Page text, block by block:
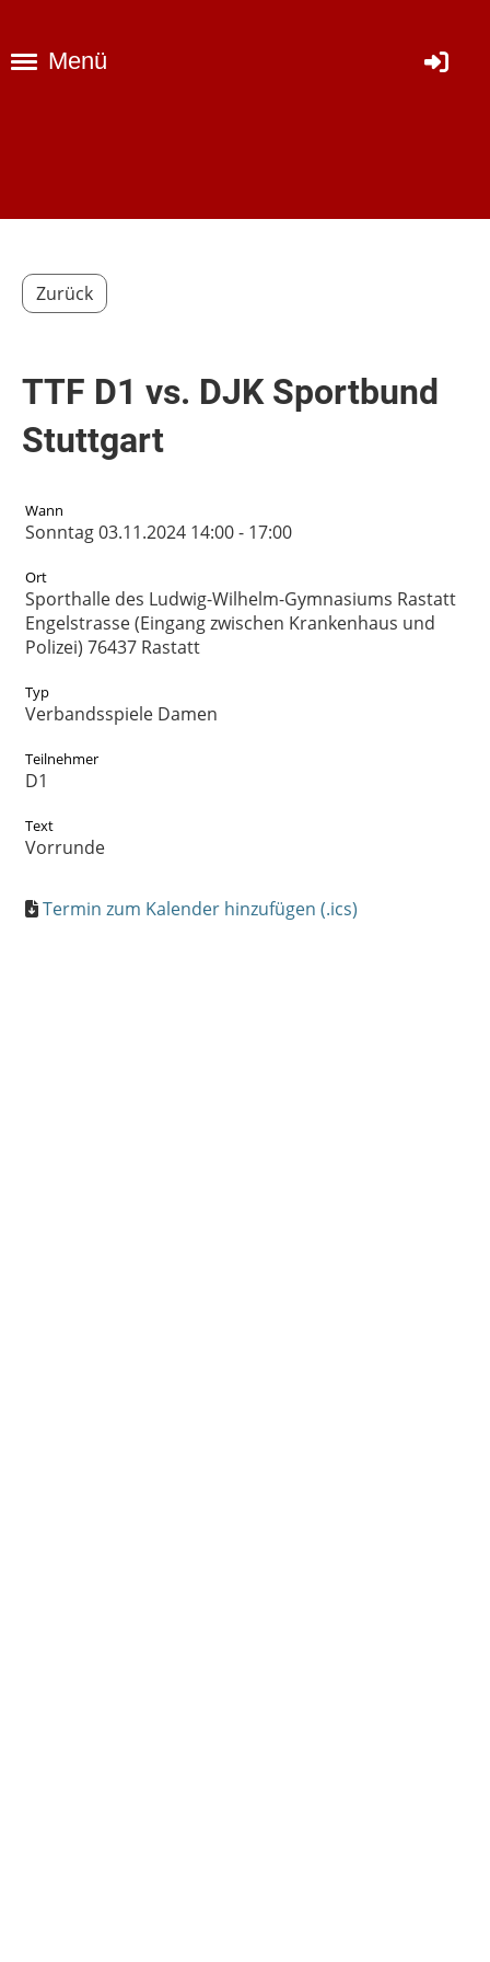
Menü
Zurück
TTF D1 vs. DJK Sportbund
Stuttgart
Wann
Sonntag 03.11.2024 14:00 - 17:00
Ort
Sporthalle des Ludwig-Wilhelm-Gymnasiums Rastatt
Engelstrasse (Eingang zwischen Krankenhaus und
Polizei) 76437 Rastatt
Typ
Verbandsspiele Damen
Teilnehmer
D1
Text
Vorrunde
Termin zum Kalender hinzufügen (.ics)